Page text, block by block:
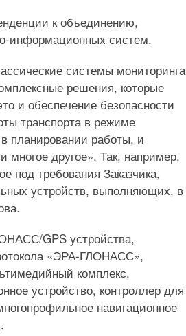
к объединению,
информационных систем.
системы мониторинга
решения, которые
и обеспечение безопасности
транспорта в режиме
планировании работы, и
другое». Так, например,
под требования Заказчика,
устройств, выполняющих, в
GPS устройства,
«ЭРА-ГЛОНАСС»,
комплекс,
устройство, контроллер для
навигационное